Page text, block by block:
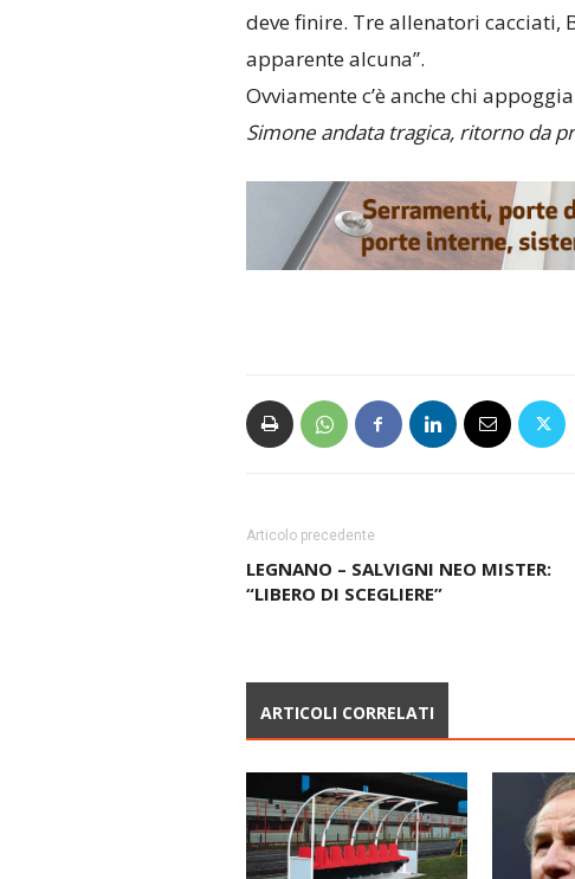
deve finire. Tre allenatori cacciati,
apparente alcuna”.
Ovviamente c’è anche chi
Simone andata tragica, ritorno da
Articolo precedente
LEGNANO – SALVIGNI NEO MISTER:
“LIBERO DI SCEGLIERE”
ARTICOLI CORRELATI